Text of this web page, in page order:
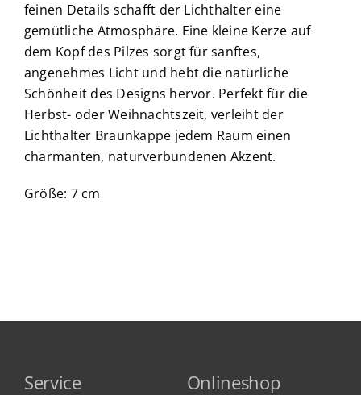
feinen Details schafft der Lichthalter eine
gemütliche Atmosphäre. Eine kleine Kerze auf
dem Kopf des Pilzes sorgt für sanftes,
angenehmes Licht und hebt die natürliche
Schönheit des Designs hervor. Perfekt für die
Herbst- oder Weihnachtszeit, verleiht der
Lichthalter Braunkappe jedem Raum einen
charmanten, naturverbundenen Akzent.
Größe: 7 cm
Service Onlineshop